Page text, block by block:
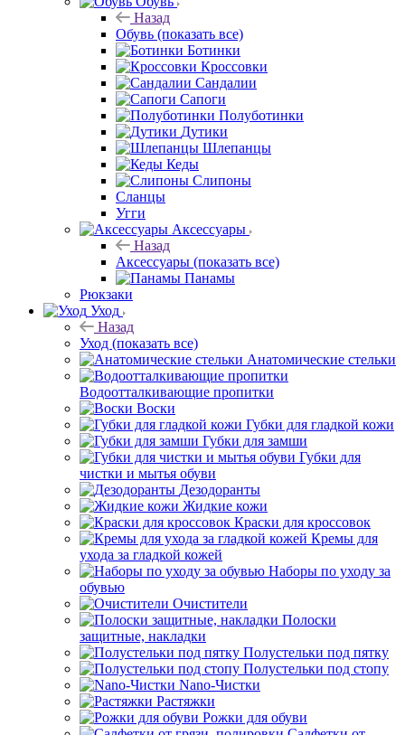
Назад
Обувь (показать все)
Ботинки
Кроссовки
Сандалии
Сапоги
Полуботинки
Дутики
Шлепанцы
Кеды
Слипоны
Сланцы
Угги
Аксессуары
Назад
Аксессуары (показать все)
Панамы
Рюкзаки
Уход
Назад
Уход (показать все)
Анатомические стельки
Водоотталкивающие пропитки
Воски
Губки для гладкой кожи
Губки для замши
Губки для
чистки и мытья обуви
Дезодоранты
Жидкие кожи
Краски для кроссовок
Кремы для
ухода за гладкой кожей
Наборы по уходу за
обувью
Очистители
Полоски
защитные, накладки
Полустельки под пятку
Полустельки под стопу
Nano-Чистки
Растяжки
Рожки для обуви